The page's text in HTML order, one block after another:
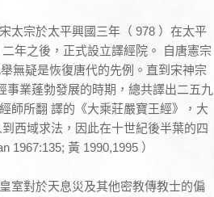
太宗於太平興國三年（ 978 ）在太平
年之後，正式設立譯經院。 自唐憲宗
無疑是恢復唐代的先例。直到宋神宗
事業蓬勃發展的時期，總共譯出二五九
師所翻 譯的《大乘莊嚴寶王經》，大
西域求法，因此在十世紀後半葉的四
黃 1990,1995 ）
室對於天息災及其他密教傳教士的偏